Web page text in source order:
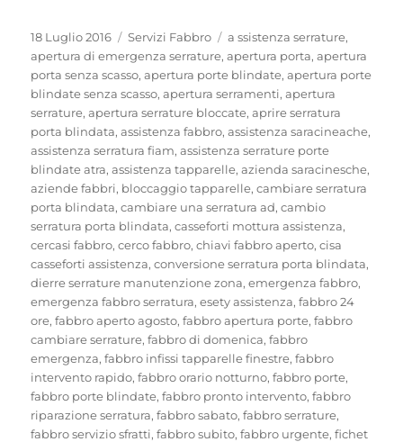
Pubblicato
il
18 Luglio 2016 Categorie
Servizi Fabbro Tag
a ssistenza serrature,
apertura di emergenza serrature,apertura porta,apertura
porta senza scasso,apertura porte blindate,apertura porte
blindate senza scasso,apertura serramenti,apertura
serrature,apertura serrature bloccate,aprire serratura
porta blindata,assistenza fabbro,assistenza saracineache,
assistenza serratura fiam,assistenza serrature porte
blindate atra,assistenza tapparelle,azienda saracinesche,
aziende fabbri, bloccaggio tapparelle,cambiare serratura
porta blindata,cambiare una serratura ad,cambio
serratura porta blindata,casseforti mottura assistenza,
cercasi fabbro,cerco fabbro,chiavi fabbro aperto,cisa
casseforti assistenza,conversione serratura porta blindata,
dierre serrature manutenzione zona,emergenza fabbro,
emergenza fabbro serratura,esety assistenza,fabbro 24
ore,fabbro aperto agosto,fabbro apertura porte,fabbro
cambiare serrature,fabbro di domenica,fabbro
emergenza,fabbro infissi tapparelle finestre,fabbro
intervento rapido,fabbro orario notturno,fabbro porte,
fabbro porte blindate,fabbro pronto intervento,fabbro
riparazione serratura,fabbro sabato,fabbro serrature,
fabbro servizio sfratti,fabbro subito,fabbro urgente,fichet